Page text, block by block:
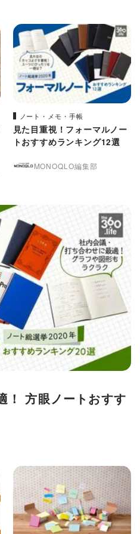
ノート・メモ・手帳
見た目重視！フォーマルノー
トおすすめランキング12選
MONOQLO編集部
！ 方眼ノートおすす